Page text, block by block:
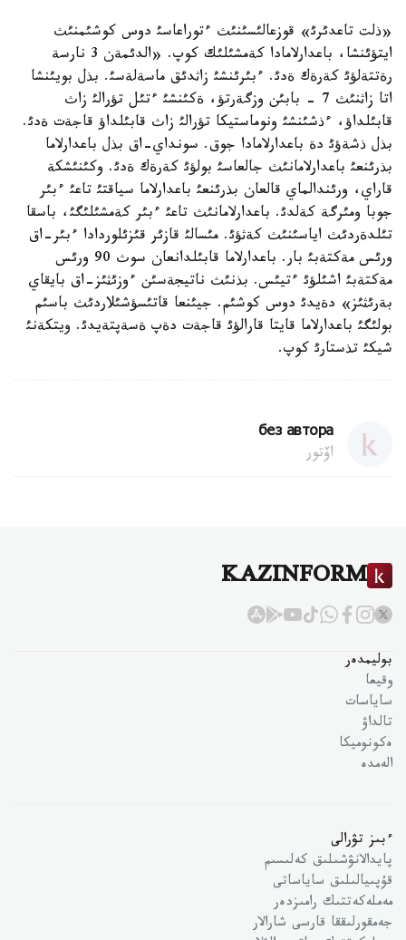
«ذلت تاعدئرئ» قوزعالئسئنئث ءتوراعاسئ دوس كوشئمنئث
ايتؤئنشا، باعدارلامادا كةمشئلئك كوپ. «الدئمةن 3 نارسة
رةتتةلؤئ كةرةك ةدئ. ءبئرئنشئ زاثدئق ماسةلةسئ. بذل بويئنشا
اتا زاثنئث 7 - بابئن وزگةرتؤ، ةكئنشئ ءتئل تؤرالئ زاث
قابئلداؤ، ءذشئنشئ ونوماستيكا تؤرالئ زاث قابئلداؤ قاجةت ةدئ.
بذل ذشةؤئ دة باعدارلامادا جوق. سونداي-اق بذل باعدارلاما
بذرئنعئ باعدارلامانئث جالعاسئ بولؤئ كةرةك ةدئ. وكئنئشكة
قاراي، ورئندالماي قالعان بذرئنعئ باعدارلاما سياقتئ تاعئ ءبئر
جوبا ومئرگة كةلدئ. باعدارلامانئث تاعئ ءبئر كةمشئلئگئ، باسقا
تئلدةردئث اياسئنئث كةثؤئ. مئسالئ قازئر قئزئلوردادا ءبئر-اق
ورئس مةكتةبئ بار. باعدارلاما قابئلدانعان سوث 90 ورئس
مةكتةبئ اشئلؤئ ءتيئس. بذنئث ناتيجةسئن ءوزئثئز-اق بايقاي
بةرئثئز» دةيدئ دوس كوشئم. جيئنعا قاتئسؤشئلاردئث باسئم
بولئگئ باعدارلاما قايتا قارالؤئ قاجةت دةپ ةسةپتةيدئ. ويتكةنئ
شيكئ تذستارئ كوپ.
без автора
اۆتور
KAZINFORM
بوليمدەر
وقيعا
ساياسات
تالداۋ
ەكونوميكا
الەمدە
ءبىز تۋرالى
پايدالانۋشىلىق كەلىسىم
قۇپىيالىلىق ساياساتى
مەملەكەتتىك رامىزدەر
جەمقورلىققا قارسى شارالار